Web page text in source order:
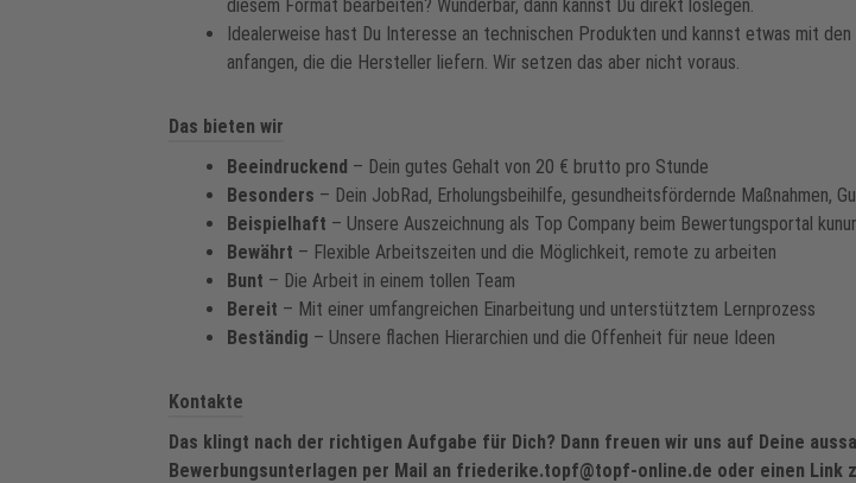
diesem Format bearbeiten? Wunderbar, dann kannst Du direkt loslegen.
Idealerweise hast Du Interesse an technischen Produkten und kannst etwas mit den
anfangen, die die Hersteller liefern. Wir setzen das aber nicht voraus.
Das bieten wir
Beeindruckend – Dein gutes Gehalt von 20 € brutto pro Stunde
Besonders – Dein JobRad, Erholungsbeihilfe, gesundheitsfördernde Maßnahmen,
Beispielhaft – Unsere Auszeichnung als Top Company beim Bewertungsportal
Bewährt – Flexible Arbeitszeiten und die Möglichkeit, remote zu arbeiten
Bunt – Die Arbeit in einem tollen Team
Bereit – Mit einer umfangreichen Einarbeitung und unterstütztem Lernprozess
Beständig – Unsere flachen Hierarchien und die Offenheit für neue Ideen
Kontakte
Das klingt nach der richtigen Aufgabe für Dich? Dann freuen wir uns auf Deine
Bewerbungsunterlagen per Mail an friederike.topf@topf-online.de oder einen Link